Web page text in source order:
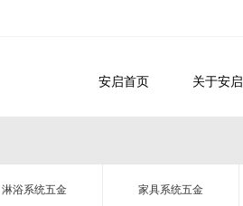
安启首页 关于安启
淋浴系统五金 家具系统五金